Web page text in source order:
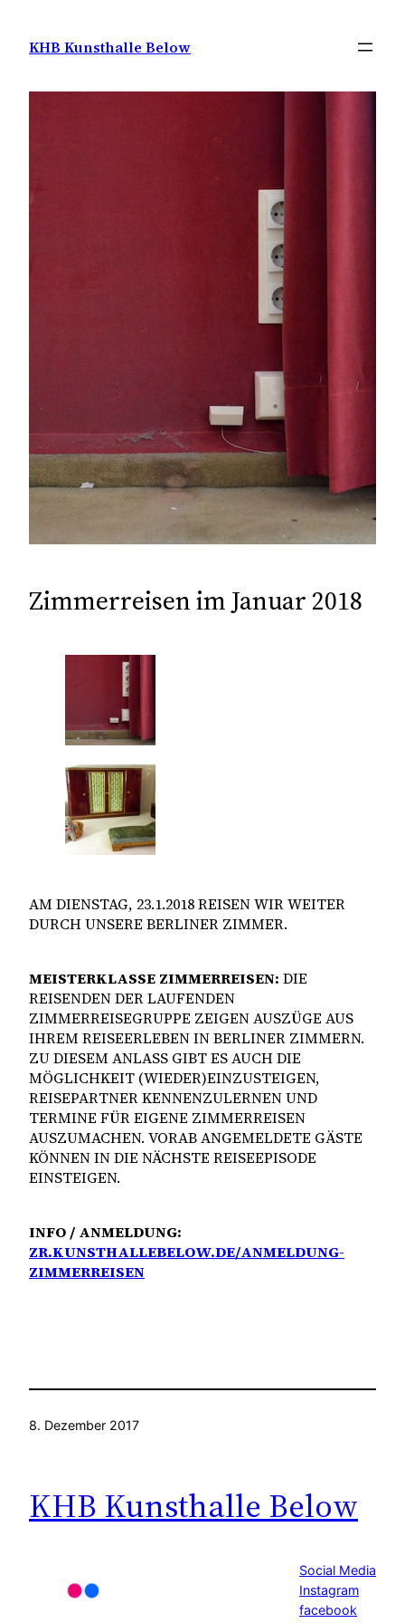
springen
KHB Kunsthalle Below
Zimmerreisen im Januar 2018
AM DIENSTAG, 23.1.2018 REISEN WIR WEITER
DURCH UNSERE BERLINER ZIMMER.
MEISTERKLASSE ZIMMERREISEN: DIE
REISENDEN DER LAUFENDEN
ZIMMERREISEGRUPPE ZEIGEN AUSZÜGE AUS
IHREM REISEERLEBEN IN BERLINER ZIMMERN.
ZU DIESEM ANLASS GIBT ES AUCH DIE
MÖGLICHKEIT (WIEDER)EINZUSTEIGEN,
REISEPARTNER KENNENZULERNEN UND
TERMINE FÜR EIGENE ZIMMERREISEN
AUSZUMACHEN. VORAB ANGEMELDETE GÄSTE
KÖNNEN IN DIE NÄCHSTE REISEEPISODE
EINSTEIGEN.
INFO / ANMELDUNG:
ZR.KUNSTHALLEBELOW.DE/ANMELDUNG-
ZIMMERREISEN
8. Dezember 2017
KHB Kunsthalle Below
Social Media
Instagram
facebook